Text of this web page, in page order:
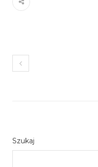
Szukaj